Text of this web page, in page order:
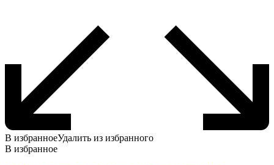
В избранноеУдалить из избранного
В избранное